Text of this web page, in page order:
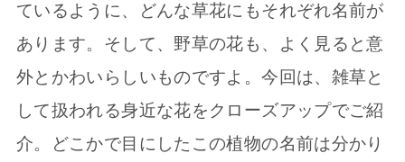
ているように、どんな草花にもそれぞれ名前が
あります。そして、野草の花も、よく見ると意
外とかわいらしいものですよ。今回は、雑草と
して扱われる身近な花をクローズアップでご紹
介。どこかで目にしたこの植物の名前は分かり